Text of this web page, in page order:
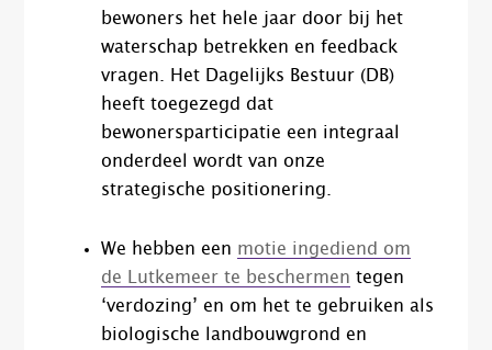
bewoners het hele jaar door bij het
waterschap betrekken en feedback
vragen. Het Dagelijks Bestuur (DB)
heeft toegezegd dat
bewonersparticipatie een integraal
onderdeel wordt van onze
strategische positionering.
We hebben een motie ingediend om
de Lutkemeer te beschermen tegen
‘verdozing’ en om het te gebruiken als
biologische landbouwgrond en